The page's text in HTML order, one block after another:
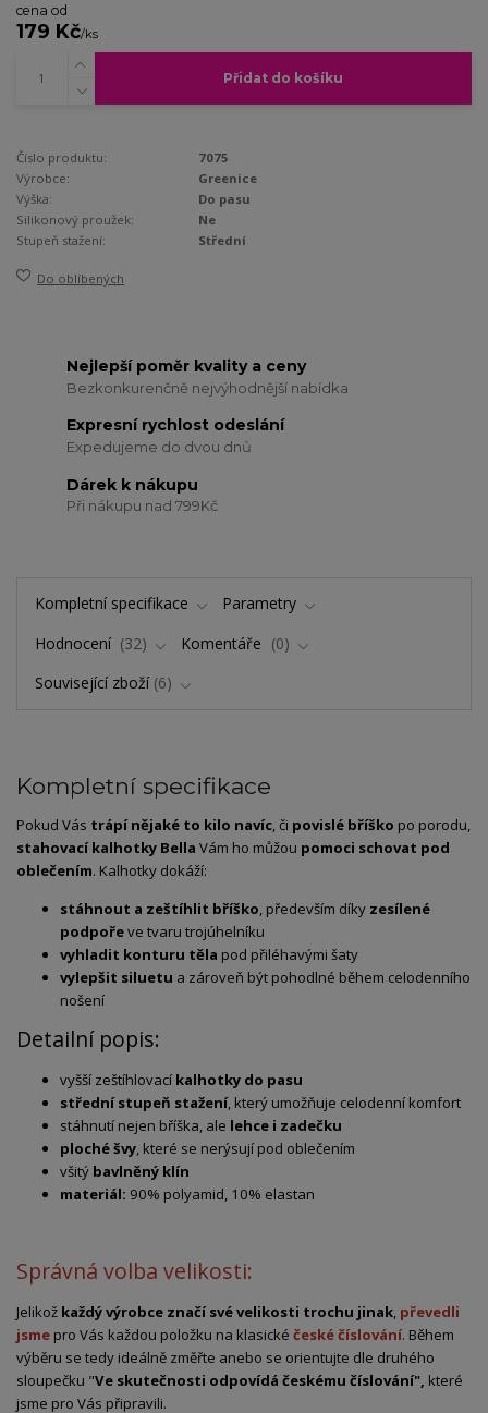
cena od
179 Kč/ks
Přidat do košíku
Číslo produktu:
7075
Výrobce:
Greenice
Výška:
Do pasu
Silikonový proužek:
Ne
Stupeň stažení:
Střední
Do oblíbených
Nejlepší poměr kvality a ceny
Bezkonkurenčně nejvýhodnější nabídka
Expresní rychlost odeslání
Expedujeme do dvou dnů
Dárek k nákupu
Při nákupu nad 799Kč
Kompletní specifikace
Parametry
Hodnocení
32 Komentáře
0
Související zboží 6
Kompletní specifikace
Pokud Vás trápí nějaké to kilo navíc, či povislé bříško po porodu,
stahovací kalhotky Bella Vám ho můžou pomoci schovat pod
oblečením. Kalhotky dokáží:
stáhnout a zeštíhlit bříško, především díky zesílené
podpořeve tvaru trojúhelníku
vyhladit konturu těla pod přiléhavými šaty
vylepšit siluetu a zároveň být pohodlné během celodenního
nošení
Detailní popis:
vyšší zeštíhlovací kalhotky do pasu
střední stupeň stažení, který umožňuje celodenní komfort
stáhnutí nejen bříška, ale lehce i zadečku
ploché švy, které se nerýsují pod oblečením
všitý bavlněný klín
materiál: 90% polyamid, 10% elastan
Správná volba velikosti:
Jelikož každý výrobce značí své velikosti trochu jinak, převedli
jsme pro Vás každou položku na klasické české číslování. Během
výběru se tedy ideálně změřte anebo se orientujte dle druhého
sloupečku "Ve skutečnosti odpovídá českému číslování", které
jsme pro Vás připravili.